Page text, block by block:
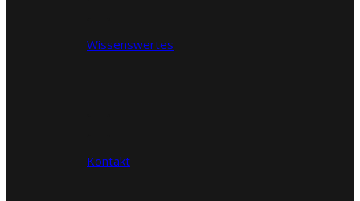
Wissenswertes
Kontakt